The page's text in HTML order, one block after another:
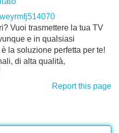
Vuoi trasmettere la tua TV
e in qualsiasi
la soluzione perfetta per te!
di alta qualità,
Report this page